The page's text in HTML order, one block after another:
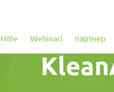
Hilfe Webinari партнер